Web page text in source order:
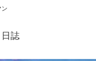
ン
誌